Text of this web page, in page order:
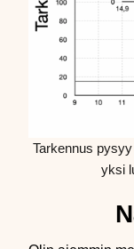
Tarkennus
yksi